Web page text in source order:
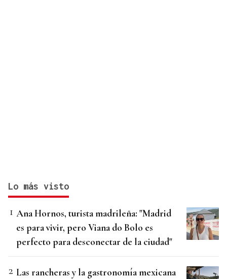
Lo más visto
Ana Hornos, turista madrileña: "Madrid
es para vivir, pero Viana do Bolo es
perfecto para desconectar de la ciudad"
Las rancheras y la gastronomía mexicana